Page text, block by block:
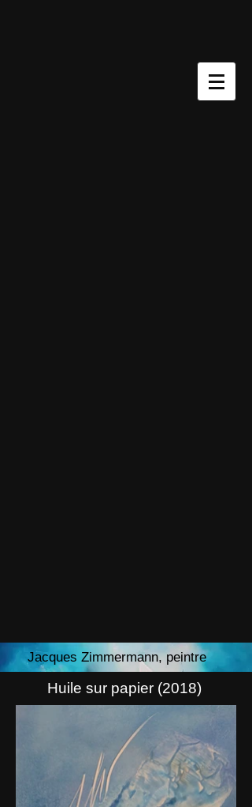
Jacques Zimmermann, peintre
Huile sur papier (2018)